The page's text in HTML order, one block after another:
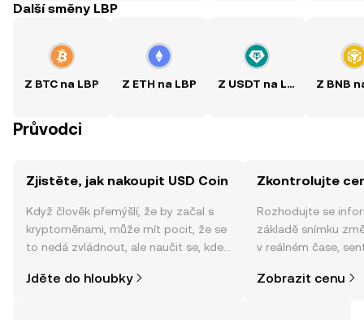
Další směny LBP
Z BTC na LBP Z ETH na LBP Z USDT na LBP Z BNB
Průvodci
Zjistěte, jak nakoupit USD Coin
Když člověk přemýšlí, že by začal s
kryptoměnami, může mít pocit, že se
to nedá zvládnout, ale naučit se, kde
jednodušší, než si myslíte. Odstartujte
Jděte do hloubky
Zkontrolujte
Rozhodujte se
základě snímku
v reálném čase,
Zobrazit cenu